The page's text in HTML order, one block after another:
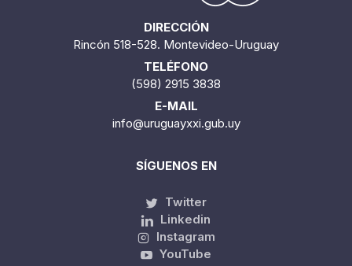
DIRECCIÓN
Rincón 518-528. Montevideo-Uruguay
TELÉFONO
(598) 2915 3838
E-MAIL
info@uruguayxxi.gub.uy
SÍGUENOS EN
Twitter
Linkedin
Instagram
YouTube